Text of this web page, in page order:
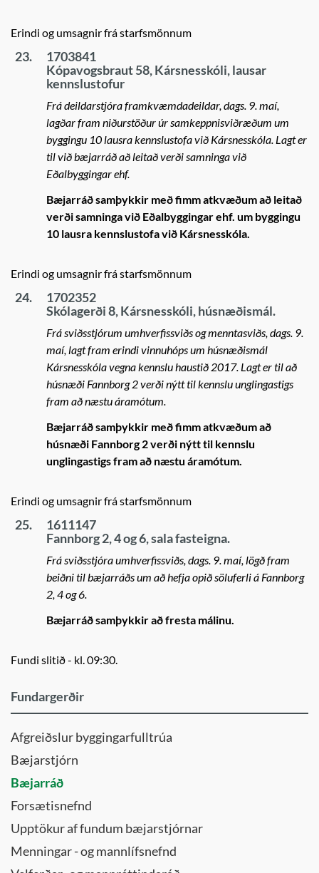
Erindi og umsagnir frá starfsmönnum
23.
1703841
Kópavogsbraut 58, Kársnesskóli, lausar
kennslustofur
Frá deildarstjóra framkvæmdadeildar, dags. 9. maí,
lagðar fram niðurstöður úr samkeppnisviðræðum um
byggingu 10 lausra kennslustofa við Kársnesskóla. Lagt er
til við bæjarráð að leitað verði samninga við
Eðalbyggingar ehf.
Bæjarráð samþykkir með fimm atkvæðum að leitað
verði samninga við Eðalbyggingar ehf. um byggingu
10 lausra kennslustofa við Kársnesskóla.
Erindi og umsagnir frá starfsmönnum
24.
1702352
Skólagerði 8, Kársnesskóli, húsnæðismál.
Frá sviðsstjórum umhverfissviðs og menntasviðs, dags. 9.
maí, lagt fram erindi vinnuhóps um húsnæðismál
Kársnesskóla vegna kennslu haustið 2017. Lagt er til að
húsnæði Fannborg 2 verði nýtt til kennslu unglingastigs
fram að næstu áramótum.
Bæjarráð samþykkir með fimm atkvæðum að
húsnæði Fannborg 2 verði nýtt til kennslu
unglingastigs fram að næstu áramótum.
Erindi og umsagnir frá starfsmönnum
25.
1611147
Fannborg 2, 4 og 6, sala fasteigna.
Frá sviðsstjóra umhverfissviðs, dags. 9. maí, lögð fram
beiðni til bæjarráðs um að hefja opið söluferli á Fannborg
2, 4 og 6.
Bæjarráð samþykkir að fresta málinu.
Fundi slitið - kl. 09:30.
Fundargerðir
Afgreiðslur byggingarfulltrúa
Bæjarstjórn
Bæjarráð
Forsætisnefnd
Upptökur af fundum bæjarstjórnar
Menningar - og mannlífsnefnd